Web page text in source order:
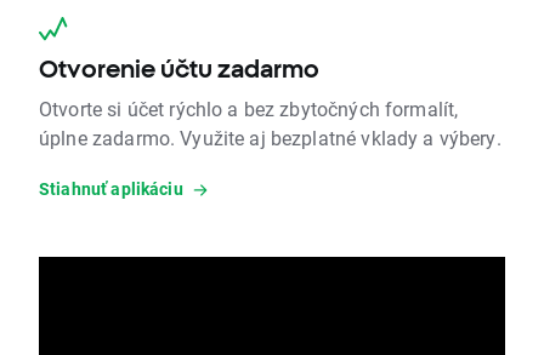
Otvorenie účtu zadarmo
Otvorte si účet rýchlo a bez zbytočných formalít,
úplne zadarmo. Využite aj bezplatné vklady a výbery.
Stiahnuť aplikáciu